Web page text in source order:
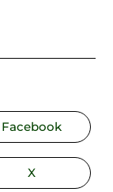
Facebook
X